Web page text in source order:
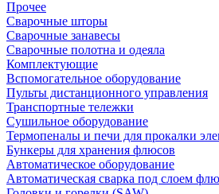
Прочее
Сварочные шторы
Сварочные занавесы
Сварочные полотна и одеяла
Комплектующие
Вспомогательное оборудование
Пульты дистанционного управления
Транспортные тележки
Сушильное оборудование
Термопеналы и печи для прокалки
Бункеры для хранения флюсов
Автоматическое оборудование
Автоматическая сварка под слоем